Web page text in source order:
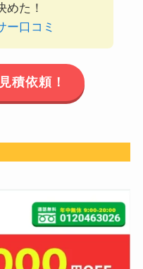
めた！
ー口コミ
積依頼！